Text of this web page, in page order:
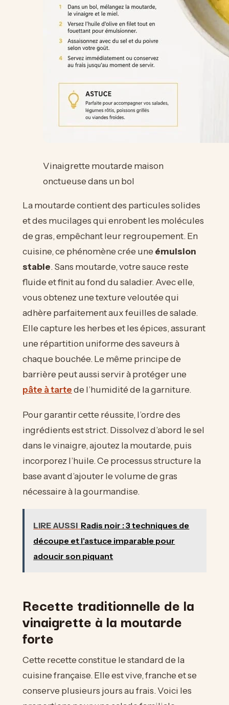
Vinaigrette moutarde maison
onctueuse dans un bol
La moutarde contient des particules solides
et des mucilages qui enrobent les molécules
de gras, empêchant leur regroupement. En
cuisine, ce phénomène crée une émulsion
stable. Sans moutarde, votre sauce reste
fluide et finit au fond du saladier. Avec elle,
vous obtenez une texture veloutée qui
adhère parfaitement aux feuilles de salade.
Elle capture les herbes et les épices, assurant
une répartition uniforme des saveurs à
chaque bouchée. Le même principe de
barrière peut aussi servir à protéger une
pâte à tartede l’humidité de la garniture.
Pour garantir cette réussite, l’ordre des
ingrédients est strict. Dissolvez d’abord le sel
dans le vinaigre, ajoutez la moutarde, puis
incorporez l’huile. Ce processus structure la
base avant d’ajouter le volume de gras
nécessaire à la gourmandise.
LIRE AUSSI Radis noir : 3 techniques de
découpe et l'astuce imparable pour
adoucir son piquant
Recette traditionnelle de la
vinaigrette à la moutarde
forte
Cette recette constitue le standard de la
cuisine française. Elle est vive, franche et se
conserve plusieurs jours au frais. Voici les